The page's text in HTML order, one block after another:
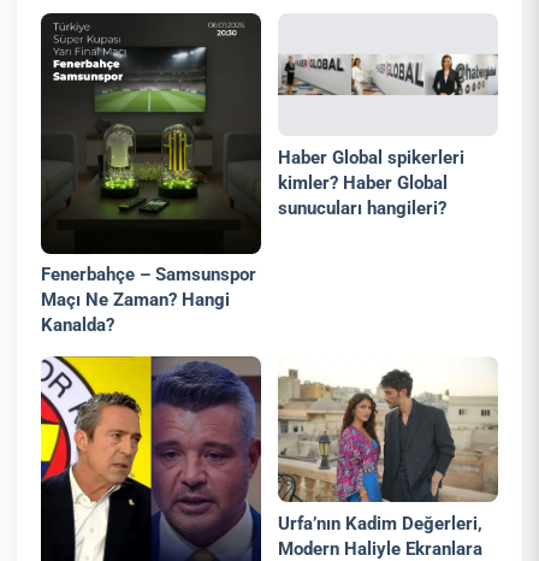
Fenerbahçe – Samsunspor
Maçı Ne Zaman? Hangi
Kanalda?
Haber Global spikerleri
kimler? Haber Global
sunucuları hangileri?
Urfa’nın Kadim Değerleri,
Modern Haliyle Ekranlara